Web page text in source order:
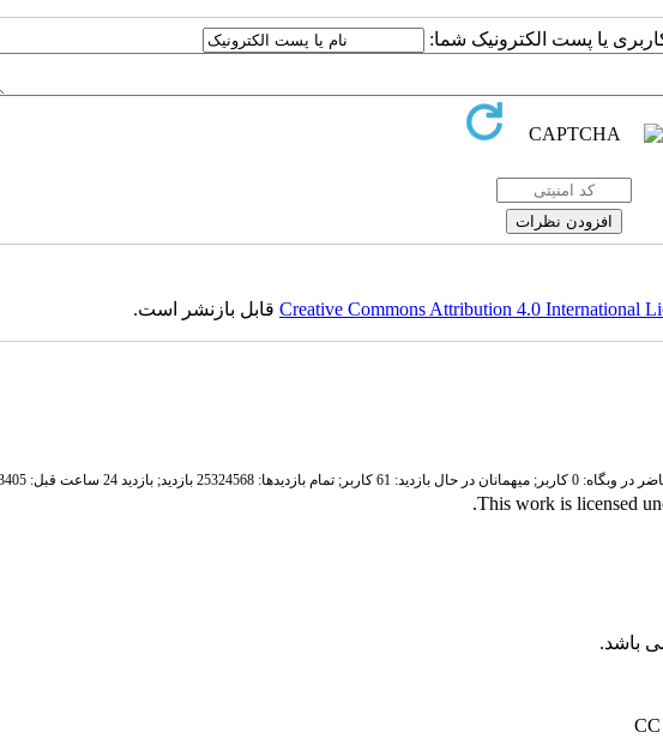
یا پست الکترونیک شما:
Creative Commons Attribution 4.0 Internationalقابل بازنشر است.
This work is licensed
.
وبگاه: 0 کاربر; میهمانان در حال بازدید: 61 کاربر; تمام بازدید‌ها: 25324568 بازدید; بازدید 24 ساعت قبل: 3405 بازدید
باشد.